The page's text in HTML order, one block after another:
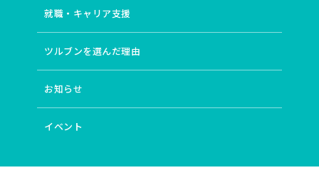
就職・キャリア支援
ツルブンを選んだ理由
お知らせ
イベント